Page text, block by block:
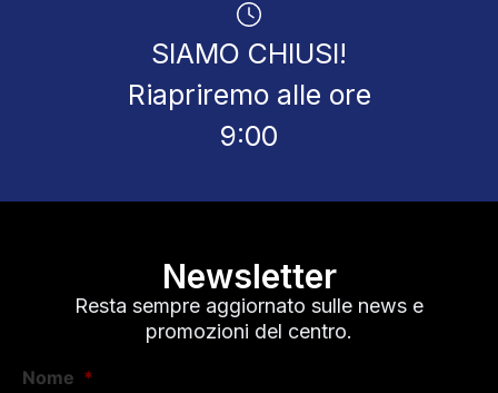
SIAMO CHIUSI!
Riapriremo alle ore
9:00
Newsletter
Resta sempre aggiornato sulle news e
promozioni del centro.
Nome *